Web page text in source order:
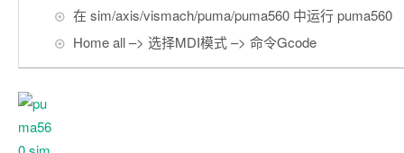
在 sim/axis/vismach/puma/puma560 中运行 puma560
Home all –> 选择MDI模式 –> 命令Gcode